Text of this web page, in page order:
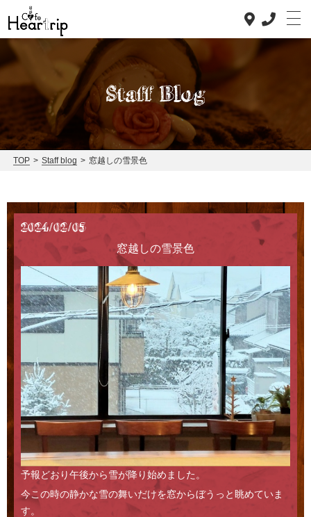
Top
Concept
News
Staff blog
Access
Staff Blog
TOP > Staff blog > 窓越しの雪景色
2024/02/05
窓越しの雪景色
予報どおり午後から雪が降り始めました。
今この時の静かな雪の舞いだけを窓からぼうっと眺めていま
す。